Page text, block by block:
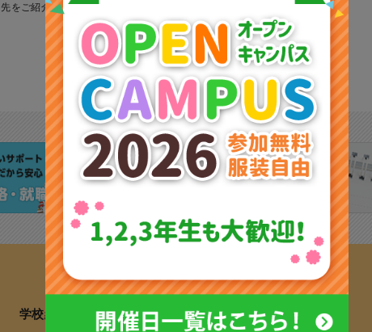
先をご紹介します。
学校紹介 学科・コース紹介